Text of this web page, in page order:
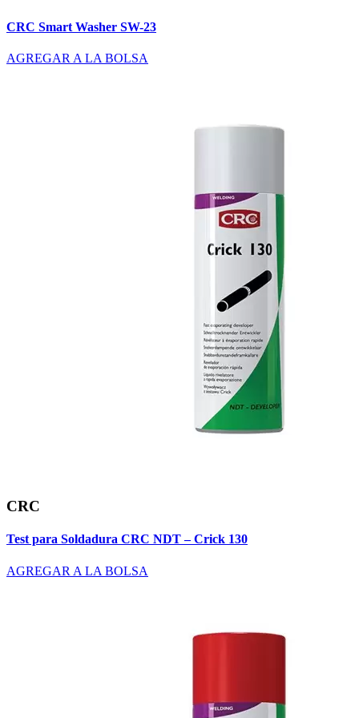
CRC Smart Washer SW-23
AGREGAR A LA BOLSA
CRC
Test para Soldadura CRC NDT – Crick 130
AGREGAR A LA BOLSA